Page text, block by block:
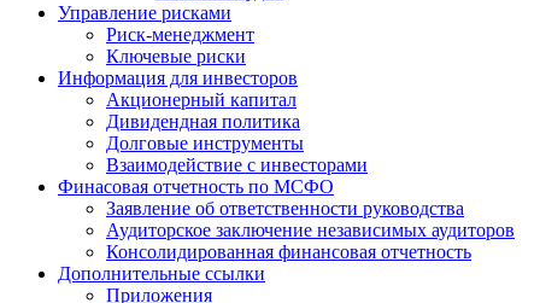
Управление рисками
Риск-менеджмент
Ключевые риски
Информация для инвесторов
Акционерный капитал
Дивидендная политика
Долговые инструменты
Взаимодействие с инвеcторами
Финасовая отчетность по МСФО
Заявление об ответственности руководства
Аудиторское заключение независимых аудиторов
Консолидированная финансовая отчетность
Дополнительные ссылки
Приложения